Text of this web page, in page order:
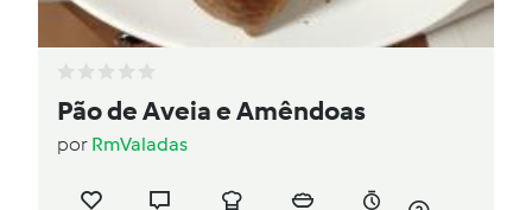
Pão de Aveia e Amêndoas
por RmValadas